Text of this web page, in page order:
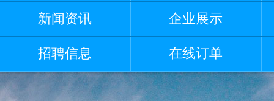
新闻资讯 企业展示
招聘信息 在线订单